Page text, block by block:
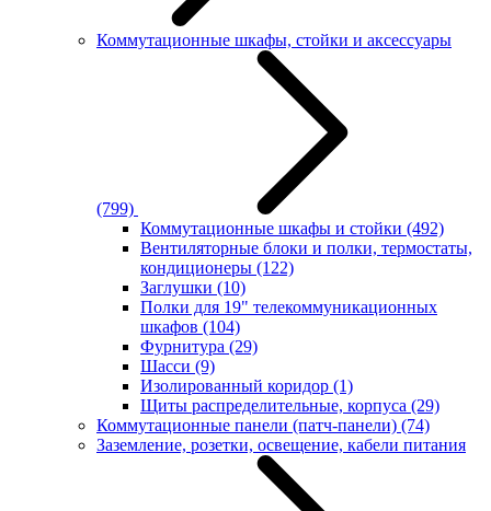
Коммутационные шкафы, стойки и аксессуары
(799)
Коммутационные шкафы и стойки (492)
Вентиляторные блоки и полки, термостаты,
кондиционеры (122)
Заглушки (10)
Полки для 19" телекоммуникационных
шкафов (104)
Фурнитура (29)
Шасси (9)
Изолированный коридор (1)
Щиты распределительные, корпуса (29)
Коммутационные панели (патч-панели) (74)
Заземление, розетки, освещение, кабели питания